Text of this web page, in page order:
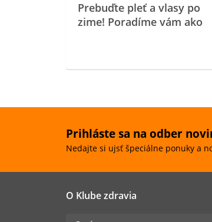
Prebuďte pleť a vlasy po
zime! Poradíme vám ako
Prihláste sa na odber
Nedajte si ujsť špeciálne ponuky a
O Klube zdravia